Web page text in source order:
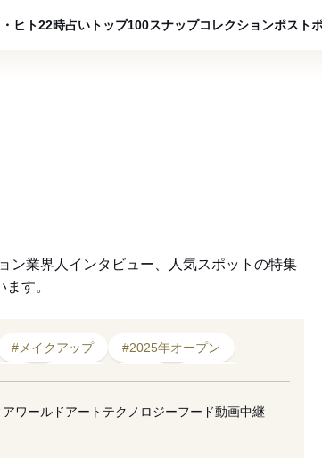
ヒト22時占い トップ100スナップコレクションポスト
ン業界人インタビュー、人気スポットの特集
す。
#メイクアップ
#2025年オープン
ク #アニバーサリー
#新作
アワールドアート テクノロジーフード動画中継